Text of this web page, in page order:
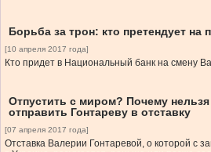
Борьба за трон: кто претендует на
[10 апреля 2017 года]
Кто придет в Национальный банк на смену
Отпустить с миром? Почему нельзя
отправить Гонтареву в отставку
[07 апреля 2017 года]
Отставка Валерии Гонтаревой, о которой с